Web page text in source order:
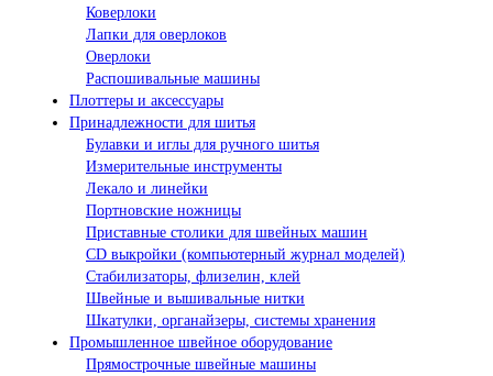
Коверлоки
Лапки для оверлоков
Оверлоки
Распошивальные машины
Плоттеры и аксессуары
Принадлежности для шитья
Булавки и иглы для ручного шитья
Измерительные инструменты
Лекало и линейки
Портновские ножницы
Приставные столики для швейных машин
СD выкройки (компьютерный журнал моделей)
Стабилизаторы, флизелин, клей
Швейные и вышивальные нитки
Шкатулки, органайзеры, системы хранения
Промышленное швейное оборудование
Прямострочные швейные машины